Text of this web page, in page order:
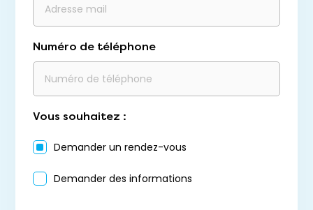
Numéro de téléphone
Vous souhaitez :
Demander un rendez-vous
Demander des informations